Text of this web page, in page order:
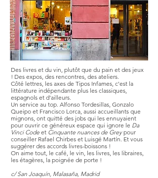
Des livres et du vin, plutôt que du pain et des jeux
! Des expos, des rencontres, des ateliers.
Côté lettres, les axes de Tipos Infames, c'est la
littérature indépendante plus les classiques,
espagnols et d'ailleurs.
Un service au top. Alfonso Tordesillas, Gonzalo
Queipo et Francisco Lorca, aussi accueillants que
mignons, ont quitté des jobs qui les ennuyaient
pour ouvrir ce généreux espace qui ignore le Da
Vinci Code et Cinquante nuances de Greypour
conseiller Rafael Chirbes et Luisgé Martín. Et vous
suggérer des accords livres-boissons !
On aime tout, le café, le vin, les livres, les libraires,
les étagères, la poignée de porte !
c/ San Joaquín, Malasaña, Madrid